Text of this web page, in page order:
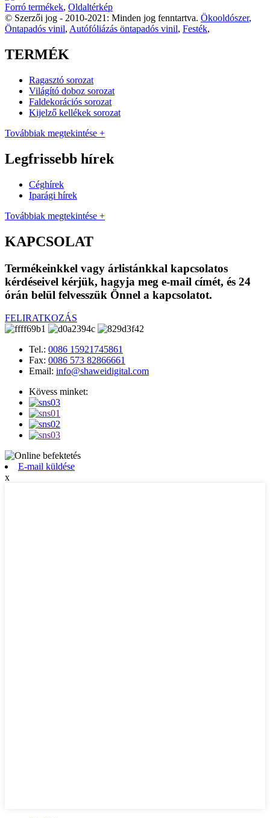
Forró termékek, Oldaltérkép
© Szerzői jog - 2010-2021: Minden jog fenntartva. Ökooldószer,
Öntapadós vinil, Autófóliázás öntapadós vinil, Festék,
TERMÉK
Ragasztó sorozat
Világító doboz sorozat
Faldekorációs sorozat
Kijelző kellékek sorozat
Továbbiak megtekintése +
Legfrissebb hírek
Céghírek
Iparági hírek
Továbbiak megtekintése +
KAPCSOLAT
Termékeinkkel vagy árlistánkkal kapcsolatos
kérdéseivel kérjük, hagyja meg e-mail címét, és 24
órán belül felvesszük Önnel a kapcsolatot.
FELIRATKOZÁS
Tel.: 0086 15921745861
Fax: 0086 573 82866661
Email: info@shaweidigital.com
Kövess minket:
E-mail küldése
x